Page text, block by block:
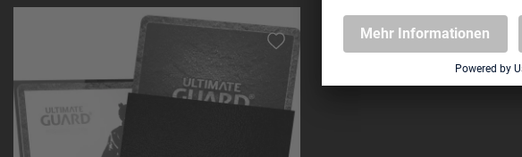
Produktgalerie überspringen